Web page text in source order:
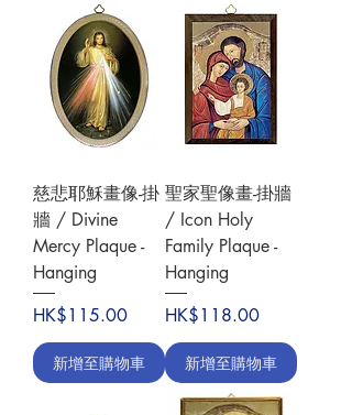
慈悲耶穌畫像-掛
牆 / Divine
Mercy Plaque -
Hanging
價格
HK$115.00
新增至購物車
聖家聖像畫-掛牆
/ Icon Holy
Family Plaque -
Hanging
價格
HK$118.00
新增至購物車